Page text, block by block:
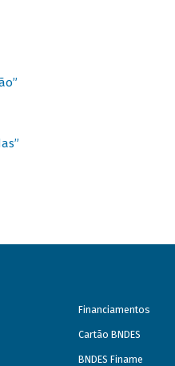
Financiamentos
Cartão BNDES
BNDES Finame